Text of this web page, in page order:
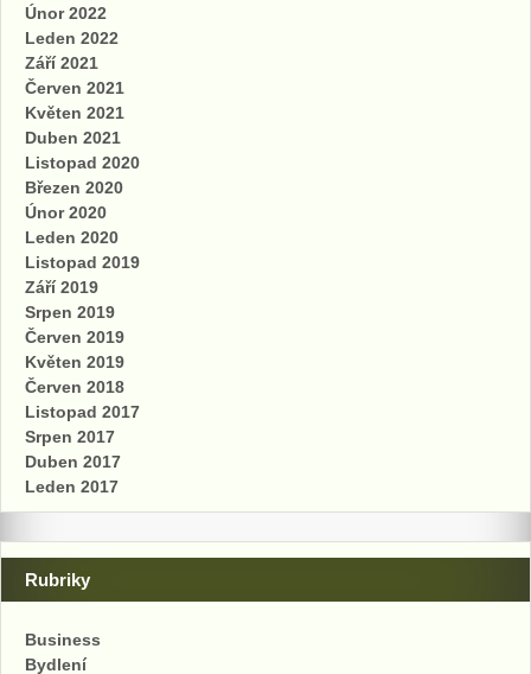
Únor 2022
Leden 2022
Září 2021
Červen 2021
Květen 2021
Duben 2021
Listopad 2020
Březen 2020
Únor 2020
Leden 2020
Listopad 2019
Září 2019
Srpen 2019
Červen 2019
Květen 2019
Červen 2018
Listopad 2017
Srpen 2017
Duben 2017
Leden 2017
Rubriky
Business
Bydlení